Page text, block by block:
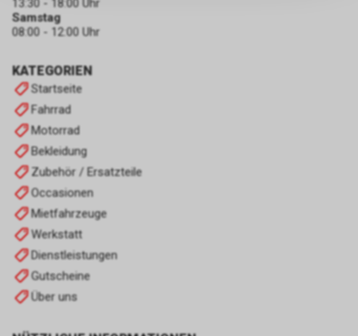
KATEGORIEN
Startseite
Fahrrad
Motorrad
Bekleidung
Zubehör / Ersatzteile
Occasionen
Mietfahrzeuge
Werkstatt
Dienstleistungen
Gutscheine
Über uns
13:30 - 18:00 Uhr
Samstag
08:00 - 12:00 Uhr